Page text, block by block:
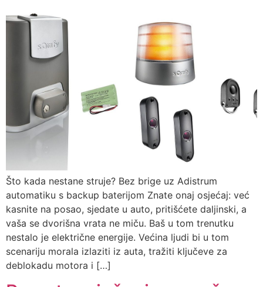
Što kada nestane struje? Bez brige uz Adistrum
automatiku s backup baterijom Znate onaj osjećaj: već
kasnite na posao, sjedate u auto, pritišćete daljinski, a
vaša se dvorišna vrata ne miču. Baš u tom trenutku
nestalo je električne energije. Većina ljudi bi u tom
scenariju morala izlaziti iz auta, tražiti ključeve za
deblokadu motora i […]